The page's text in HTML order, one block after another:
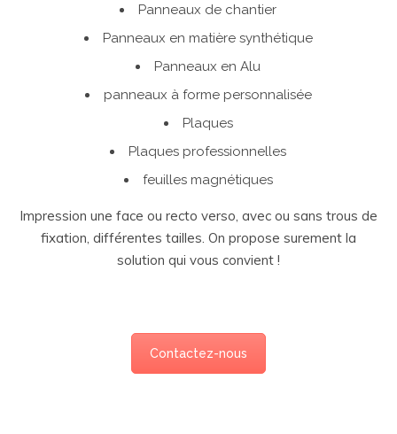
Panneaux de chantier
Panneaux en matière synthétique
Panneaux en Alu
panneaux à forme personnalisée
Plaques
Plaques professionnelles
feuilles magnétiques
Impression une face ou recto verso, avec ou sans trous de
fixation, différentes tailles. On propose surement la
solution qui vous convient !
Contactez-nous